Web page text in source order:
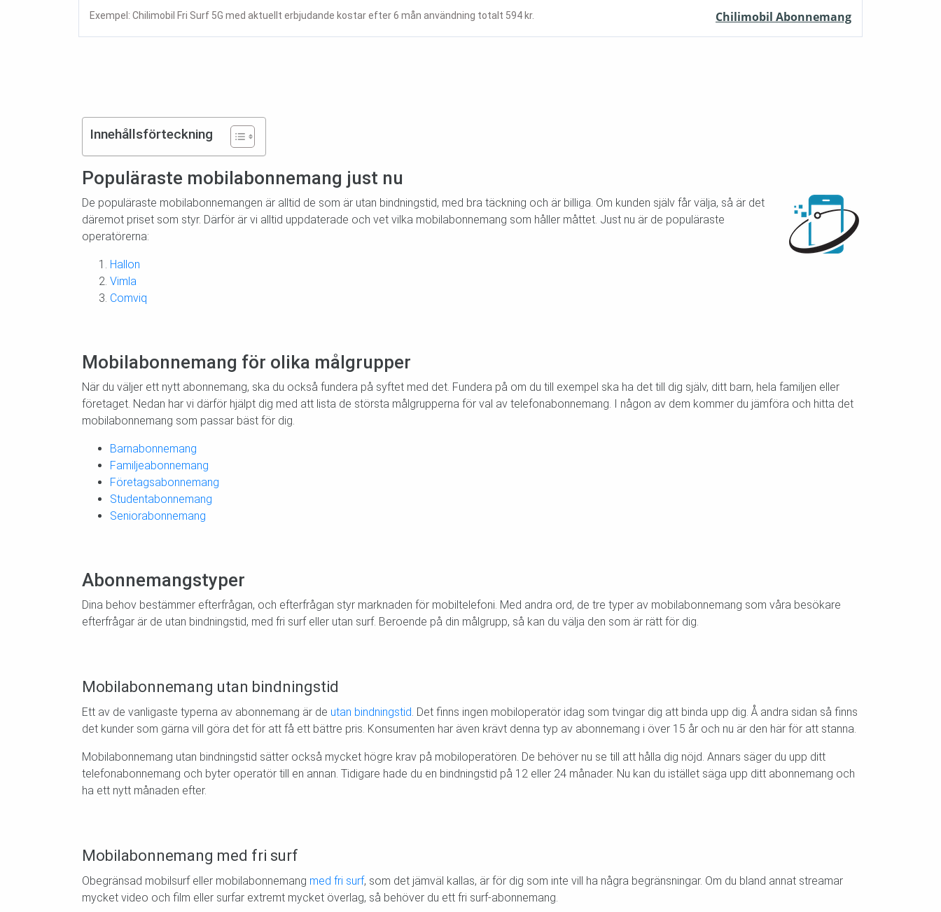
Exempel: Chilimobil Fri Surf 5G med aktuellt erbjudande kostar efter 6 mån användning totalt 594 kr. Chilimobil Abonnemang
Innehållsförteckning
Populäraste mobilabonnemang just nu
De populäraste mobilabonnemangen är alltid de som är utan bindningstid, med bra täckning och är billiga. Om kunden själv får välja, så är det
däremot priset som styr. Därför är vi alltid uppdaterade och vet vilka mobilabonnemang som håller måttet. Just nu är de populäraste
operatörerna:
Hallon
Vimla
Comviq
Mobilabonnemang för olika målgrupper
När du väljer ett nytt abonnemang, ska du också fundera på syftet med det. Fundera på om du till exempel ska ha det till dig själv, ditt barn, hela familjen eller
företaget. Nedan har vi därför hjälpt dig med att lista de största målgrupperna för val av telefonabonnemang. I någon av dem kommer du jämföra och hitta det
mobilabonnemang som passar bäst för dig.
Barnabonnemang
Familjeabonnemang
Företagsabonnemang
Studentabonnemang
Seniorabonnemang
Abonnemangstyper
Dina behov bestämmer efterfrågan, och efterfrågan styr marknaden för mobiltelefoni. Med andra ord, de tre typer av mobilabonnemang som våra besökare
efterfrågar är de utan bindningstid, med fri surf eller utan surf. Beroende på din målgrupp, så kan du välja den som är rätt för dig.
Mobilabonnemang utan bindningstid
Ett av de vanligaste typerna av abonnemang är de utan bindningstid . Det finns ingen mobiloperatör idag som tvingar dig att binda upp dig. Å andra sidan så finns
det kunder som gärna vill göra det för att få ett bättre pris. Konsumenten har även krävt denna typ av abonnemang i över 15 år och nu är den här för att stanna.
Mobilabonnemang utan bindningstid sätter också mycket högre krav på mobiloperatören. De behöver nu se till att hålla dig nöjd. Annars säger du upp ditt
telefonabonnemang och byter operatör till en annan. Tidigare hade du en bindningstid på 12 eller 24 månader. Nu kan du istället säga upp ditt abonnemang och
ha ett nytt månaden efter.
Mobilabonnemang med fri surf
Obegränsad mobilsurf eller mobilabonnemang med fri surf, som det jämväl kallas, är för dig som inte vill ha några begränsningar. Om du bland annat streamar
mycket video och film eller surfar extremt mycket överlag, så behöver du ett fri surf-abonnemang.